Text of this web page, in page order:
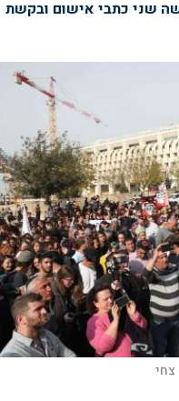
שני כתבי אישום ובקשת
צחי